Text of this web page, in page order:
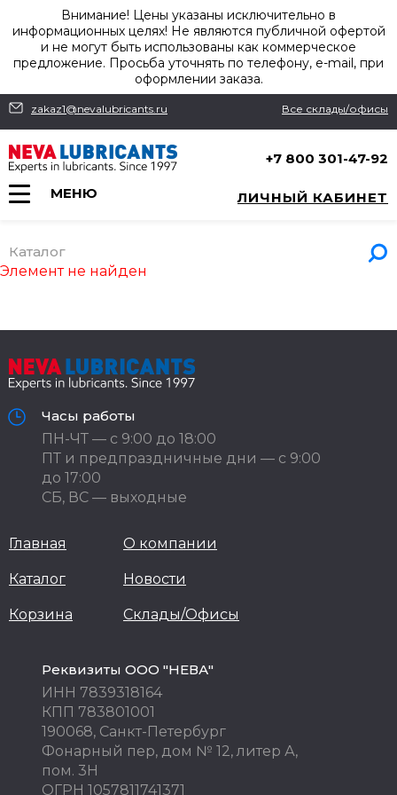
Внимание! Цены указаны исключительно в
информационных целях! Не являются публичной офертой
и не могут быть использованы как коммерческое
предложение. Просьба уточнять по телефону, e-mail, при
оформлении заказа.
zakaz1@nevalubricants.ru Все склады/офисы
+7 800 301-47-92
МЕНЮ ЛИЧНЫЙ КАБИНЕТ
Каталог
Элемент не найден
Часы работы
ПН-ЧТ — с 9:00 до 18:00
ПТ и предпраздничные дни — с 9:00
до 17:00
СБ, ВС — выходные
Главная
Каталог
Корзина
О компании
Новости
Склады/Офисы
Реквизиты ООО "НЕВА"
ИНН 7839318164
КПП 783801001
190068, Санкт-Петербург
Фонарный пер, дом № 12, литер А,
пом. 3Н
ОГРН 1057811741371